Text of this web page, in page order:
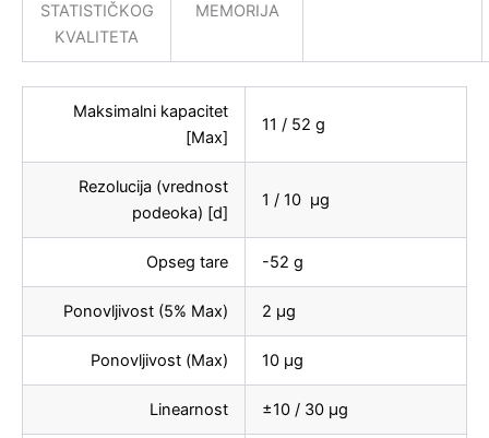
STATISTIČKOG
KVALITETA
MEMORIJA
Maksimalni kapacitet
[Max]
11 / 52 g
Rezolucija (vrednost
podeoka) [d]
1 / 10 µg
Opseg tare -52 g
Ponovljivost (5% Max) 2 µg
Ponovljivost (Max) 10 µg
Linearnost ±10 / 30 µg